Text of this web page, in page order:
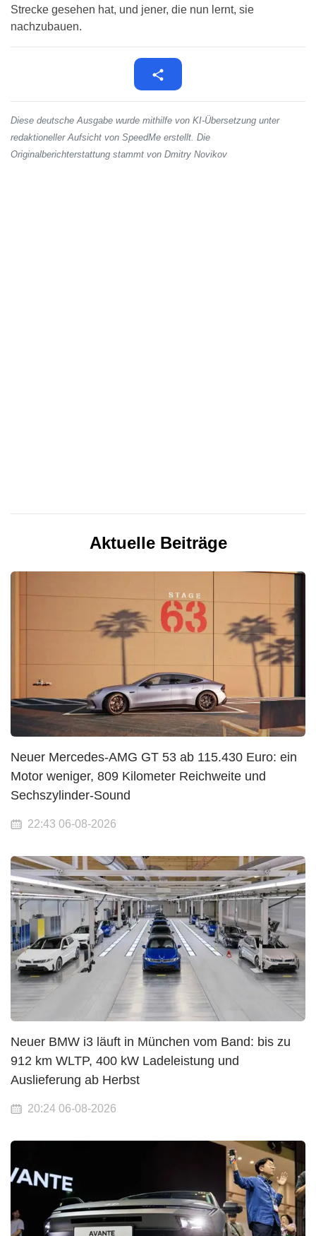
Strecke gesehen hat, und jener, die nun lernt, sie
nachzubauen.
Diese deutsche Ausgabe wurde mithilfe von KI-Übersetzung unter
redaktioneller Aufsicht von SpeedMe erstellt. Die
Originalberichterstattung stammt von Dmitry Novikov
Aktuelle Beiträge
Neuer Mercedes-AMG GT 53 ab 115.430 Euro: ein
Motor weniger, 809 Kilometer Reichweite und
Sechszylinder-Sound
22:43 06-08-2026
Neuer BMW i3 läuft in München vom Band: bis zu
912 km WLTP, 400 kW Ladeleistung und
Auslieferung ab Herbst
20:24 06-08-2026